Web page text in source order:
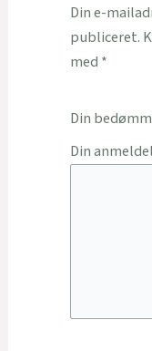
Din e-
publiceret.
med *
Din
Din